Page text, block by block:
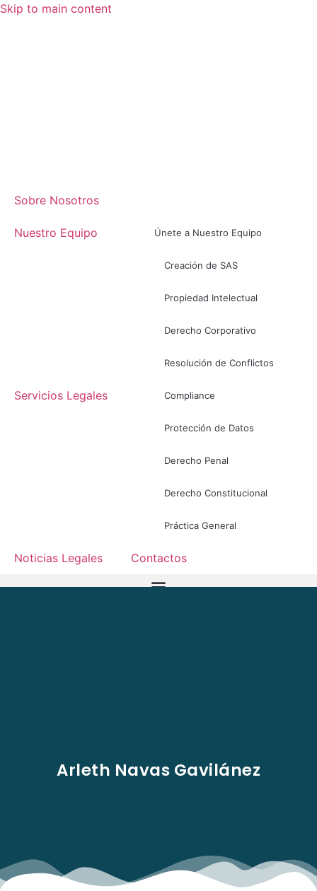
Skip to main content
Sobre Nosotros
Nuestro Equipo Únete a Nuestro Equipo
Servicios Legales
Creación de SAS
Propiedad Intelectual
Derecho Corporativo
Resolución de Conflictos
Compliance
Protección de Datos
Derecho Penal
Derecho Constitucional
Práctica General
Noticias Legales Contactos
Arleth Navas Gavilánez